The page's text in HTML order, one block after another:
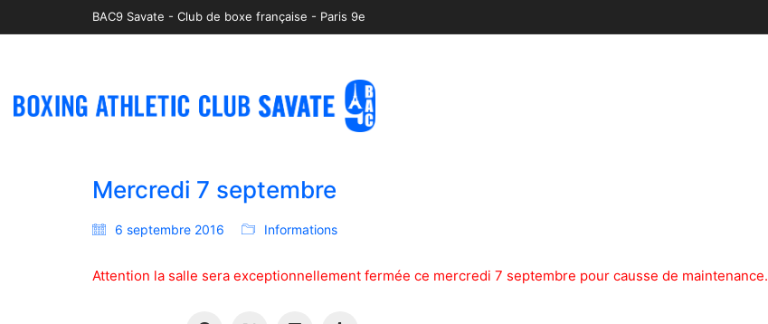
BAC9 Savate - Club de boxe française - Paris 9e
Mercredi 7 septembre
6 septembre 2016 Informations
Attention la salle sera exceptionnellement fermée ce mercredi 7 septembre pour causse de maintenance.